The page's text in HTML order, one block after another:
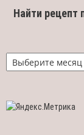
Найти рецепт
Найти
рецепт